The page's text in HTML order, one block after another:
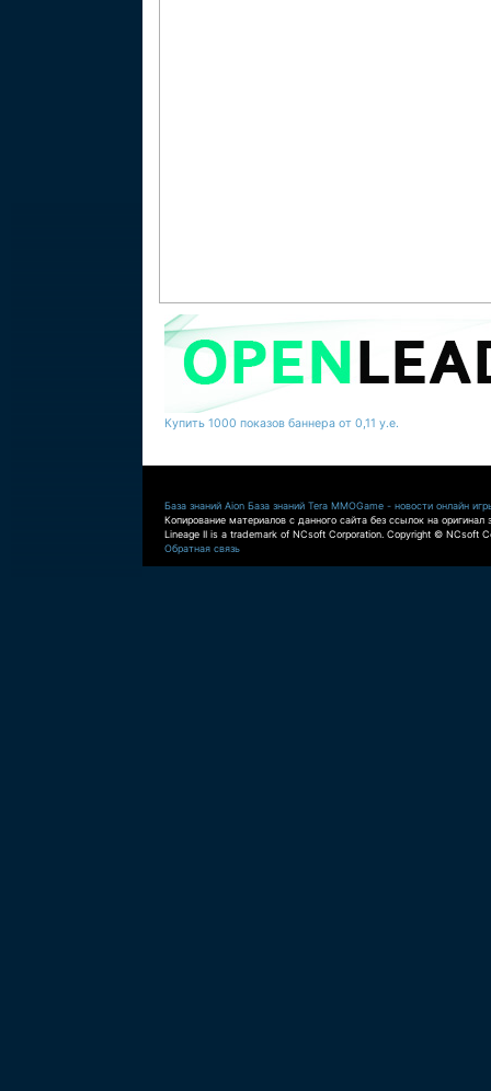
Купить 1000 показов баннера от 0,11 у.е.
База знаний Aion База знаний Tera MMOGame - новости онлайн
Копирование материалов с данного сайта без ссылок на оригинал
Lineage II is a trademark of NCsoft Corporation. Copyright © NCsoft
Обратная связь